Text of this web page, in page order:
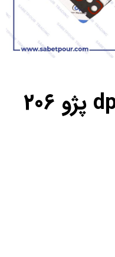
واشر سرسیلندر dph پژو 206